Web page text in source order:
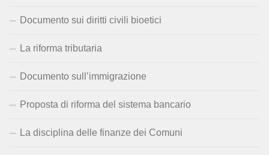
Documento sui diritti civili bioetici
La riforma tributaria
Documento sull’immigrazione
Proposta di riforma del sistema bancario
La disciplina delle finanze dei Comuni